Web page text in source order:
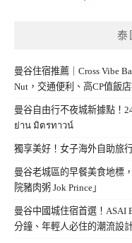
泰
曼谷住宿推薦｜Cross Vibe
Nut，交通便利、高CP值飯
曼谷自由行不夜城新據點！
ย่าน มิตรทาวน์
獨享美好！女子海外自助旅
曼谷老城區的早餐美食地標
院豬肉粥 Jok Prince」
曼谷中國城住宿首選！ASAI
分鐘、年輕人必住的潮流設